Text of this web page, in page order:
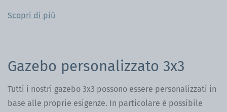
Scopri di più
Gazebo personalizzato 3x3
Tutti i nostri gazebo 3x3 possono essere personalizzati in
base alle proprie esigenze. In particolare è possibile